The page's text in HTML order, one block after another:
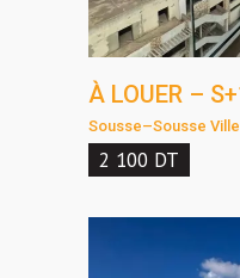
Sousse–Sousse Ville
2 100 DT